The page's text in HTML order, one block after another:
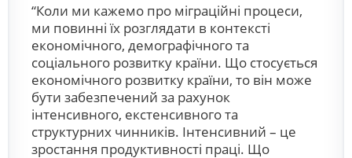
“Коли ми кажемо про міграційні процеси,
ми повинні їх розглядати в контексті
економічного, демографічного та
соціального розвитку країни. Що стосується
економічного розвитку країни, то він може
бути забезпечений за рахунок
інтенсивного, екстенсивного та
структурних чинників. Інтенсивний – це
зростання продуктивності праці. Що